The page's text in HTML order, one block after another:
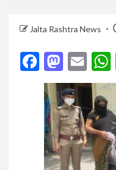
Jalta Rashtra News
Facebook